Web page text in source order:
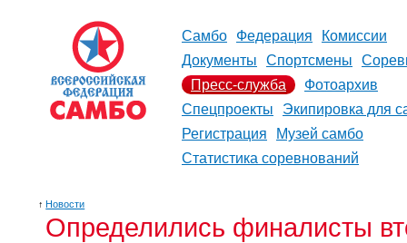
Самбо Федерация
Комиссии
Документы
Спортсмены
Пресс-служба
Фотоархив
Спецпроекты
Экипировка для
Регистрация
Музей самбо
Статистика соревнований
↑ Новости
Определились финалисты